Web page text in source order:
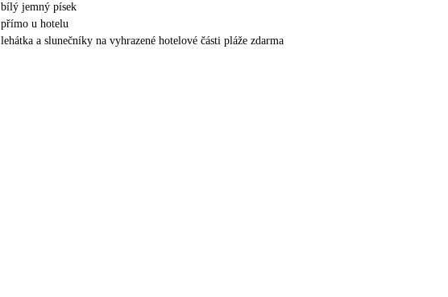
bílý jemný písek
přímo u hotelu
lehátka a slunečníky na vyhrazené hotelové části pláže zdarma